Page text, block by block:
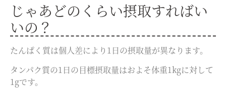
じゃあどのくらい摂取すればい
いの？
たんぱく質は個人差により1日の摂取量が異なります。
タンパク質の1日の目標摂取量はおよそ体重1kgに対して
1gです。